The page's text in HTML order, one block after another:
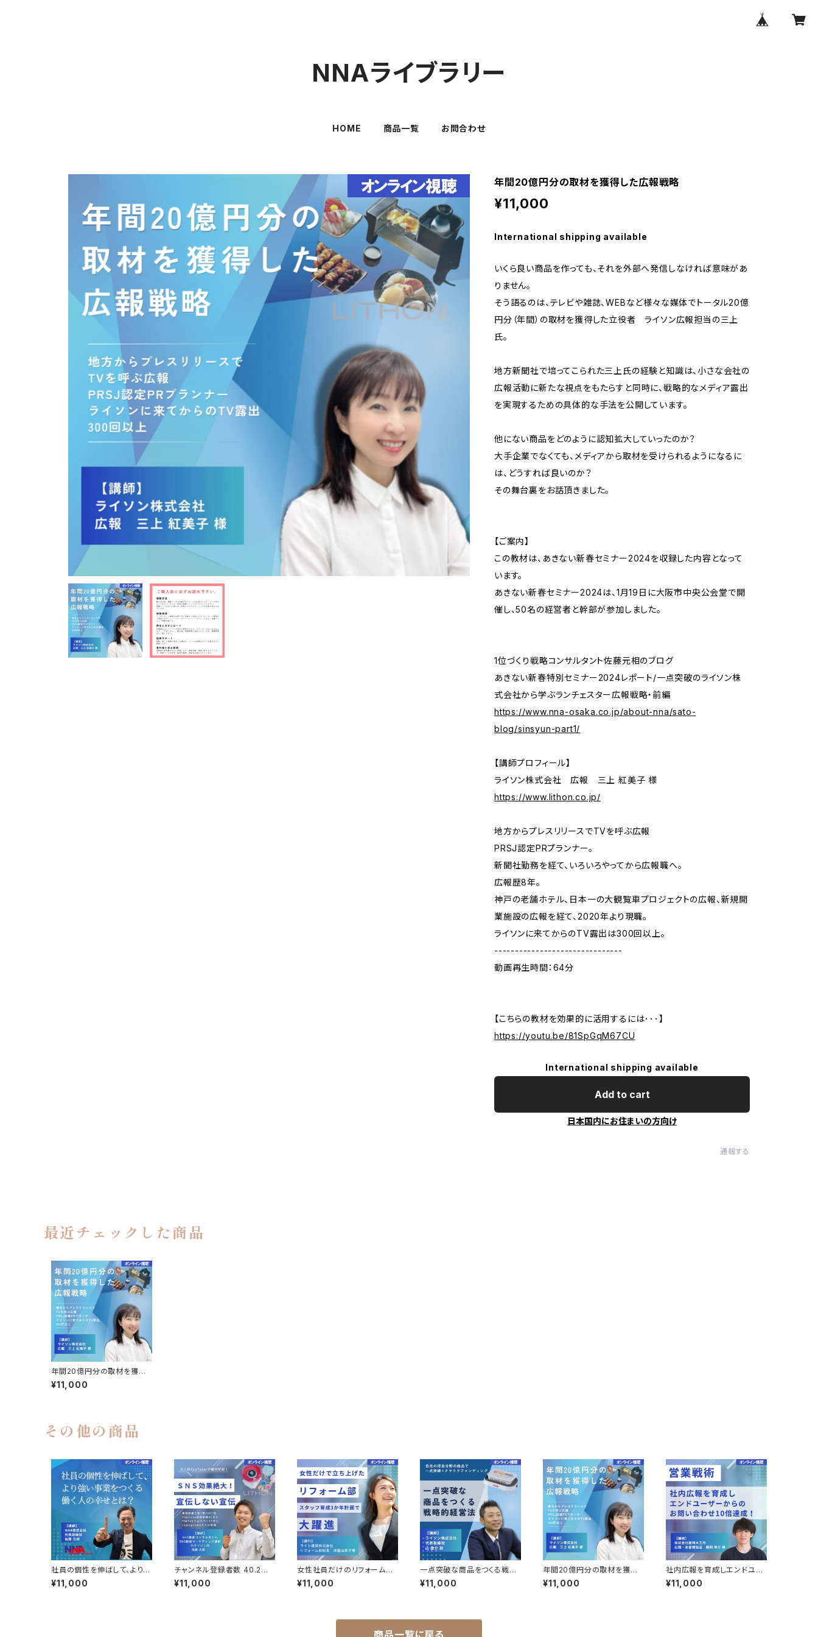
NNAライブラリー
HOME 商品一覧 お問合わせ
年間20億円分の取材を獲得した広報戦略
¥11,000
International shipping available
いくら良い商品を作っても、それを外部へ発信しなければ意味があ
りません。
そう語るのは、テレビや雑誌、WEBなど様々な媒体でトータル20億
円分（年間）の取材を獲得した立役者 ライソン広報担当の三上
氏。
地方新聞社で培ってこられた三上氏の経験と知識は、小さな会社の
広報活動に新たな視点をもたらすと同時に、戦略的なメディア露出
を実現するための具体的な手法を公開しています。
他にない商品をどのように認知拡大していったのか？
大手企業でなくても、メディアから取材を受けられるようになるに
は、どうすれば良いのか？
その舞台裏をお話頂きました。
【ご案内】
この教材は、あきない新春セミナー2024を収録した内容となって
います。
あきない新春セミナー2024は、1月19日に大阪市中央公会堂で開
催し、50名の経営者と幹部が参加しました。
1位づくり戦略コンサルタント佐藤元相のブログ
あきない新春特別セミナー2024レポート/一点突破のライソン株
式会社から学ぶランチェスター広報戦略・前編
https://www.nna-osaka.co.jp/about-nna/sato-
blog/sinsyun-part1/
【講師プロフィール】
ライソン株式会社 広報 三上 紅美子 様
https://www.lithon.co.jp/
地方からプレスリリースでTVを呼ぶ広報
PRSJ認定PRプランナー。
新聞社勤務を経て、いろいろやってから広報職へ。
広報歴8年。
神戸の老舗ホテル、日本一の大観覧車プロジェクトの広報、新規開
業施設の広報を経て、2020年より現職。
ライソンに来てからのTV露出は300回以上。
-------------------------------
動画再生時間：64分
【こちらの教材を効果的に活用するには･･･】
https://youtu.be/81SpGqM67CU
International shipping available
Add to cart
日本国内にお住まいの方向け
通報する
最近チェックした商品
年間20億円分の取材を獲得
した広報戦略
¥11,000
その他の商品
社員の個性を伸ばして、より強
い事業をつくる！働く人の幸せ
とは？
¥11,000
チャンネル登録者数 40.2万
人を達成した動画マーケティ
ング
¥11,000
女性社員だけのリフォーム事
業部をつくり、 地域占有率1位
を目指す沖縄の建設会社
¥11,000
一点突破な商品をつくる戦略
的経営法
¥11,000
年間20億円分の取材を獲得
した広報戦略
¥11,000
社内広報を育成しエンドユー
ザーからのお問合せ10倍を達
成した営業戦術の取り組み
¥11,000
商品一覧に戻る